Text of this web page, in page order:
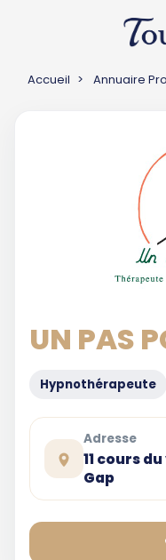
Accueil Annuaire Pro
UN PAS
Hypnothérapeute
Adresse
11 cours
Gap